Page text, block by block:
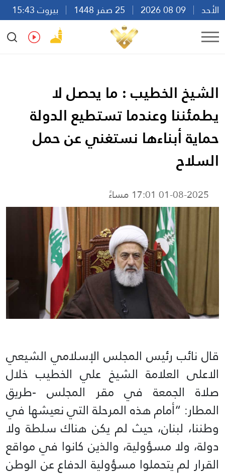
الأحد
بيروت 15:43
Ar
En Fr Es
الشيخ الخطيب : ما يحصل لا
يطمئننا وعندما تستطيع الدولة
حماية أبناءها نستغني عن حمل
السلاح
01-08-2025 17:01 مساءً
قال نائب رئيس المجلس الإسلامي الشيعي
الاعلى العلامة الشيخ علي الخطيب خلال
صلاة الجمعة في مقر المجلس -طريق
المطار: “أمام هذه المرحلة التي نعيشها في
وطننا، لبنان، حيث لم يكن هناك سلطة ولا
دولة، ولا مسؤولية، والذين كانوا في مواقع
القرار لم يتحملوا مسؤولية الدفاع عن الوطن